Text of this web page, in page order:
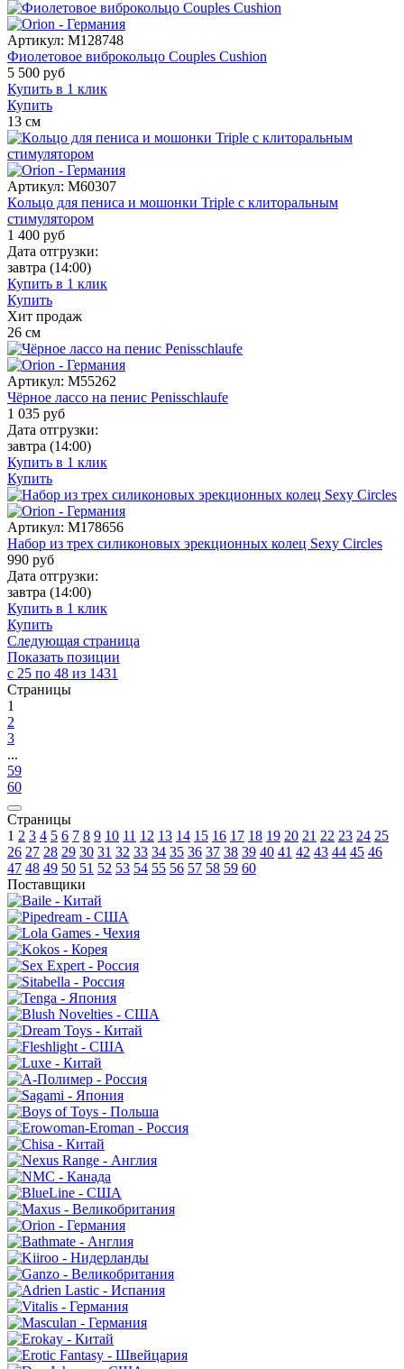
Артикул: M128748
Фиолетовое виброкольцо Couples Cushion
5 500 руб
Купить в 1 клик
Купить
13 см
Артикул: M60307
Кoльцо для пениса и мошонки Triple с клиторальным
стимулятором
1 400 руб
Дата отгрузки:
завтра (14:00)
Купить в 1 клик
Купить
Хит продаж
26 см
Артикул: M55262
Чёрное лассо на пенис Penisschlaufe
1 035 руб
Дата отгрузки:
завтра (14:00)
Купить в 1 клик
Купить
Артикул: M178656
Набор из трех силиконовых эрекционных колец Sexy Circles
990 руб
Дата отгрузки:
завтра (14:00)
Купить в 1 клик
Купить
Следующая страница
Показать позиции
с 25 по 48 из 1431
Страницы
1
2
3
...
59
60
Страницы
1 2 3 4 5 6 7 8 9 10 11 12 13 14 15 16 17 18 19 20 21 22 23 24 25
26 27 28 29 30 31 32 33 34 35 36 37 38 39 40 41 42 43 44 45 46
47 48 49 50 51 52 53 54 55 56 57 58 59 60
Поставщики